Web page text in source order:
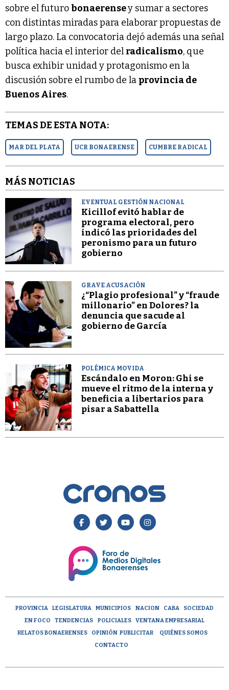
sobre el futurobonaerensey sumar a sectores
con distintas miradas para elaborar propuestas de
largo plazo. La convocatoria dejó además una señal
política hacia el interior del radicalismo, que
busca exhibir unidad y protagonismo en la
discusión sobre el rumbo de la provincia de
Buenos Aires.
TEMAS DE ESTA NOTA:
MAR DEL PLATA UCR BONAERENSE CUMBRE RADICAL
MÁS NOTICIAS
EVENTUAL GESTIÓN NACIONAL
Kicillof evitó hablar de
programa electoral, pero
indicó las prioridades del
peronismo para un futuro
gobierno
GRAVE ACUSACIÓN
¿“Plagio profesional” y “fraude
millonario” en Dolores? la
denuncia que sacude al
gobierno de García
POLÉMICA MOVIDA
Escándalo en Moron: Ghi se
mueve el ritmo de la interna y
beneficia a libertarios para
pisar a Sabattella
PROVINCIA LEGISLATURA MUNICIPIOS NACION CABA
SOCIEDAD
EN FOCO
TENDENCIAS POLICIALES
VENTANA EMPRESARIAL
RELATOS BONAERENSES
OPINIÓN PUBLICITAR
QUIÉNES SOMOS
CONTACTO